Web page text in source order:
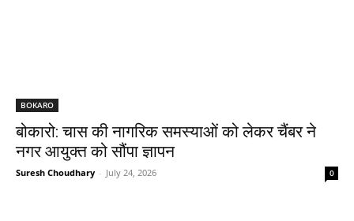
BOKARO
बोकारो: चास की नागरिक समस्याओं को लेकर चैंबर ने
नगर आयुक्त को सौंपा ज्ञापन
Suresh Choudhary - July 24, 2026 0